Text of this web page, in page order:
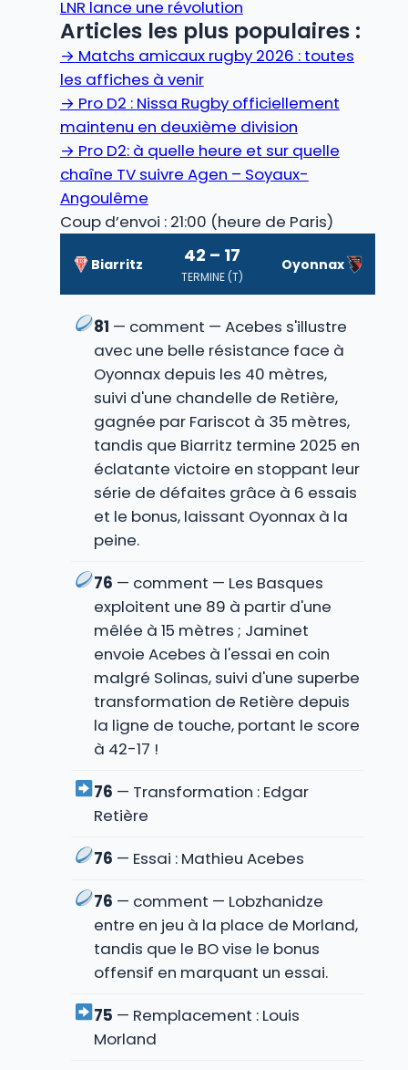
LNR lance une révolution
Articles les plus populaires :
→ Matchs amicaux rugby 2026 : toutes
les affiches à venir
→ Pro D2 : Nissa Rugby officiellement
maintenu en deuxième division
→ Pro D2: à quelle heure et sur quelle
chaîne TV suivre Agen – Soyaux-
Angoulême
Coup d’envoi : 21:00 (heure de Paris)
Biarritz 42 – 17
TERMINE (T)
Oyonnax
81 — comment — Acebes s'illustre
avec une belle résistance face à
Oyonnax depuis les 40 mètres,
suivi d'une chandelle de Retière,
gagnée par Fariscot à 35 mètres,
tandis que Biarritz termine 2025 en
éclatante victoire en stoppant leur
série de défaites grâce à 6 essais
et le bonus, laissant Oyonnax à la
peine.
76 — comment — Les Basques
exploitent une 89 à partir d'une
mêlée à 15 mètres ; Jaminet
envoie Acebes à l'essai en coin
malgré Solinas, suivi d'une superbe
transformation de Retière depuis
la ligne de touche, portant le score
à 42-17 !
76 — Transformation : Edgar
Retière
76 — Essai : Mathieu Acebes
76 — comment — Lobzhanidze
entre en jeu à la place de Morland,
tandis que le BO vise le bonus
offensif en marquant un essai.
75 — Remplacement : Louis
Morland